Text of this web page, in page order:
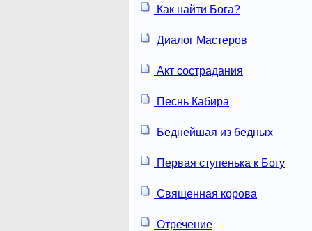
Как найти Бога?
Диалог Мастеров
Акт сострадания
Песнь Кабира
Беднейшая из бедных
Первая ступенька к Богу
Священная корова
Отречение